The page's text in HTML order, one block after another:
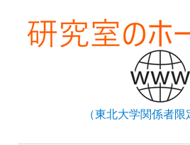
（東北大学関係者